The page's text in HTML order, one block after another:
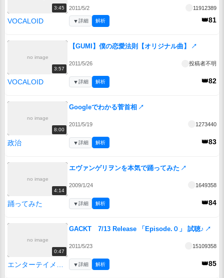
3:45 2011/5/2 11912389
VOCALOID 👑81
▼詳細 解析
no image
3:57
【GUMI】僕の恋愛法則【オリジナル曲】 ↗
2011/5/26 投稿者不明
VOCALOID 👑82
▼詳細 解析
no image
8:00
Googleでわかる菅首相 ↗
2011/5/19 1273440
政治 👑83
▼詳細 解析
no image
4:14
エヴァンゲリヲンを本気で踊ってみた ↗
2009/1/24 1649358
踊ってみた 👑84
▼詳細 解析
no image
0:47
GACKT 7/13 Release 「Episode.０」 試聴♪ ↗
2011/5/23 15109358
👑85
▼詳細 解析